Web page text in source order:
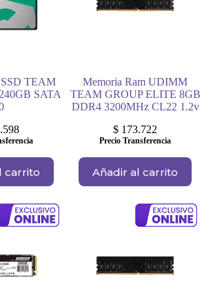
TEAM
SATA
carrito
Memoria Ram UDIMM
TEAM GROUP ELITE 8GB
DDR4 3200MHz CL22 1.2v
$ 173.722
Precio Transferencia
Añadir al carrito